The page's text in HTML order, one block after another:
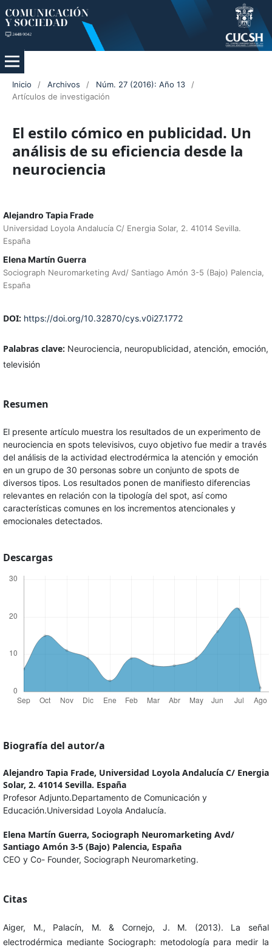
Inicio / Archivos / Núm. 27 (2016): Año 13
/
Artículos de investigación
El estilo cómico en publicidad. Un
análisis de su eficiencia desde la
neurociencia
Alejandro Tapia Frade
Universidad Loyola Andalucía C/ Energia Solar, 2. 41014 Sevilla.
España
Elena Martín Guerra
Sociograph Neuromarketing Avd/ Santiago Amón 3-5 (Bajo) Palencia,
España
DOI: https://doi.org/10.32870/cys.v0i27.1772
Palabras clave: Neurociencia, neuropublicidad, atención, emoción,
televisión
Resumen
El presente artículo muestra los resultados de un experimento de
neurociencia en spots televisivos, cuyo objetivo fue medir a través
del análisis de la actividad electrodérmica la atención y emoción
en un grupo de 30 personas sobre un conjunto de spots de
diversos tipos. Los resultados ponen de manifiesto diferencias
relevantes en relación con la tipología del spot, así como
características comunes en los incrementos atencionales y
emocionales detectados.
Descargas
Biografía del autor/a
Alejandro Tapia Frade, Universidad Loyola Andalucía C/ Energia
Solar, 2. 41014 Sevilla. España
Profesor Adjunto.Departamento de Comunicación y
Educación.Universidad Loyola Andalucía.
Elena Martín Guerra, Sociograph Neuromarketing Avd/
Santiago Amón 3-5 (Bajo) Palencia, España
CEO y Co- Founder, Sociograph Neuromarketing.
Citas
Aiger, M., Palacín, M. & Cornejo, J. M. (2013). La señal
electrodérmica mediante Sociograph: metodología para medir la